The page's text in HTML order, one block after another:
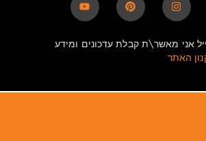
אני מאשר\ת קבלת עדכונים ומידע
האתר